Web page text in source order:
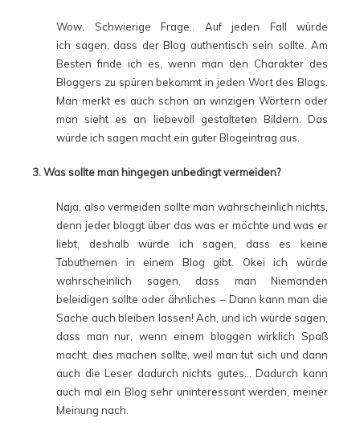
Wow. Schwierige Frage.. Auf jeden Fall würde
ich sagen, dass der Blog authentisch sein sollte. Am
Besten finde ich es, wenn man den Charakter des
Bloggers zu spüren bekommt in jeden Wort des Blogs.
Man merkt es auch schon an winzigen Wörtern oder
man sieht es an liebevoll gestalteten Bildern. Das
würde ich sagen macht ein guter Blogeintrag aus.
3. Was sollte man hingegen unbedingt vermeiden?
Naja, also vermeiden sollte man wahrscheinlich nichts,
denn jeder bloggt über das was er möchte und was er
liebt, deshalb würde ich sagen, dass es keine
Tabuthemen in einem Blog gibt. Okei ich würde
wahrscheinlich sagen, dass man Niemanden
beleidigen sollte oder ähnliches – Dann kann man die
Sache auch bleiben lassen! Ach, und ich würde sagen,
dass man nur, wenn einem bloggen wirklich Spaß
macht, dies machen sollte, weil man tut sich und dann
auch die Leser dadurch nichts gutes… Dadurch kann
auch mal ein Blog sehr uninteressant werden, meiner
Meinung nach.